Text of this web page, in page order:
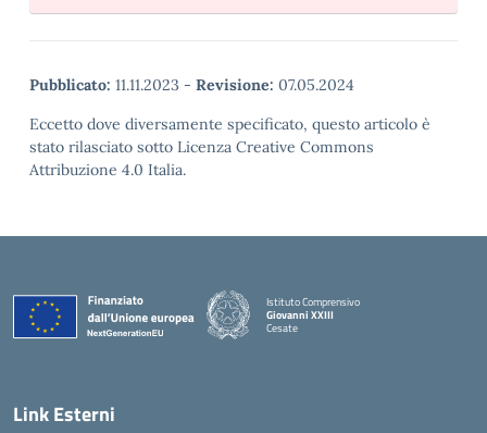
Pubblicato: 11.11.2023 - Revisione: 07.05.2024
Eccetto dove diversamente specificato, questo articolo è
stato rilasciato sotto Licenza Creative Commons
Attribuzione 4.0 Italia.
Istituto Comprensivo
Giovanni XXIII
Cesate
Link Esterni